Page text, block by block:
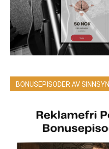
BONUSEPISODER AV SINNSYN